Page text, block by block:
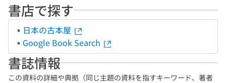
書店で探す
日本の古本屋
Google Book Search
書誌情報
この資料の詳細や典拠（同じ主題の資料を指すキーワード、著者